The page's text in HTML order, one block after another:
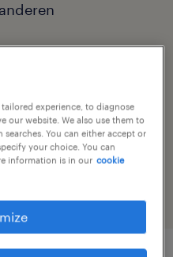
experience, to diagnose
our website. We also use them to
You can either accept or
your choice. You can
information is in our cookie